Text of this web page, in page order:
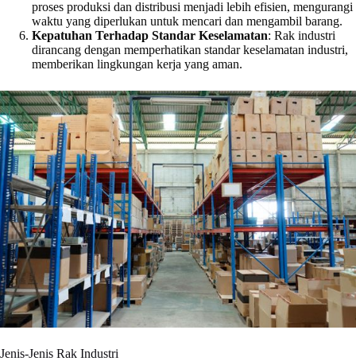
proses produksi dan distribusi menjadi lebih efisien, mengurangi
waktu yang diperlukan untuk mencari dan mengambil barang.
Kepatuhan Terhadap Standar Keselamatan: Rak industri
dirancang dengan memperhatikan standar keselamatan industri,
memberikan lingkungan kerja yang aman.
Jenis-Jenis Rak Industri